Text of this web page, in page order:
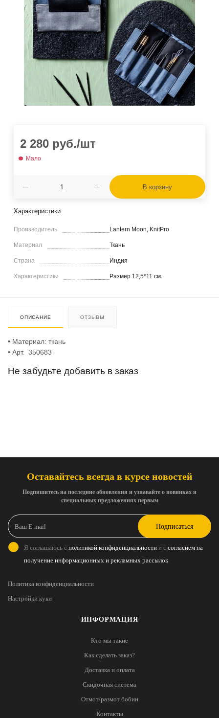
2 280 руб./шт
Мало
В корзину
Характеристики
Производитель Lantern Moon, KnitPro
Материал Ткань
Страна Индия
Характеристики Размер 12,5*11 см.
ОПИСАНИЕ ОТЗЫВЫ
• Материал: ткань
• Арт. 350683
Не забудьте добавить в заказ
ИНФОРМАЦИЯ
Кто мы такие
Как сделать заказ?
Доставка и оплата
Скидочная система
Отмот/размот бобин
Контакты
Оставайтесь всегда в курсе новостей
Подпишитесь на последние обновления и узнавайте о новинках и
специальных предложениях первым
Подписаться
Я соглашаюсь с политикой конфиденциальности и с согласием на
получение информационных и рекламных рассылок
Политика конфиденциальности
Настройки куки